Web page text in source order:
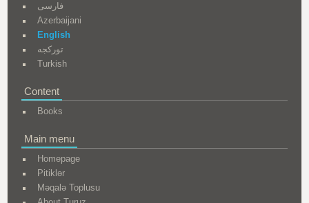
فارسی
Azerbaijani
English
تورکجه
Turkish
Content
Books
Main menu
Homepage
Pitiklər
Məqalə Toplusu